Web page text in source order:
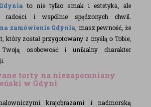
to nie tylko smak i estetyka, ale
radości i wspólnie spędzonych chwil.
zamówienie Gdynia , masz pewność, że
który został przygotowany z myślą o Tobie,
Twoją osobowość i unikalny charakter
torty na niezapomniany
w Gdyni
krajobrazami i nadmorską